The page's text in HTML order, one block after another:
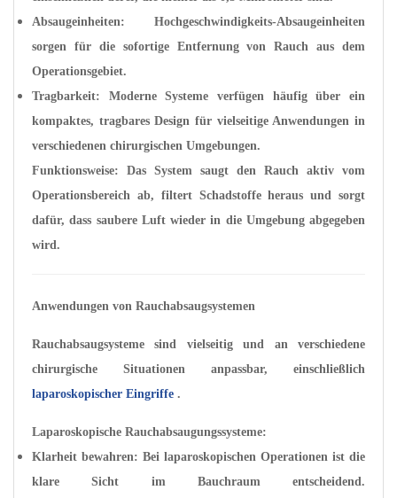
Absaugeinheiten: Hochgeschwindigkeits-Absaugeinheiten
sorgen für die sofortige Entfernung von Rauch aus dem
Operationsgebiet.
Tragbarkeit: Moderne Systeme verfügen häufig über ein
kompaktes, tragbares Design für vielseitige Anwendungen in
verschiedenen chirurgischen Umgebungen.
Funktionsweise: Das System saugt den Rauch aktiv vom
Operationsbereich ab, filtert Schadstoffe heraus und sorgt
dafür, dass saubere Luft wieder in die Umgebung abgegeben
wird.
Anwendungen von Rauchabsaugsystemen
Rauchabsaugsysteme sind vielseitig und an verschiedene
chirurgische Situationen anpassbar, einschließlich
laparoskopischer Eingriffe .
Laparoskopische Rauchabsaugungssysteme:
Klarheit bewahren: Bei laparoskopischen Operationen ist die
klare Sicht im Bauchraum entscheidend.